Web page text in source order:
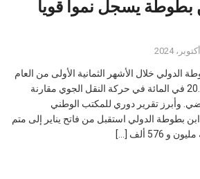
بطوطة يسجل نموا قويا
خلال الأشهر الثمانية الأولى من العام
الجاري نموا قويا بنسبة 20.71 في المائة في حركة النقل الجوي مقارنة
وأبرز تقرير دوري للمكتب الوطني
بطوطة الدولي استقبل من فاتح يناير إلى متم